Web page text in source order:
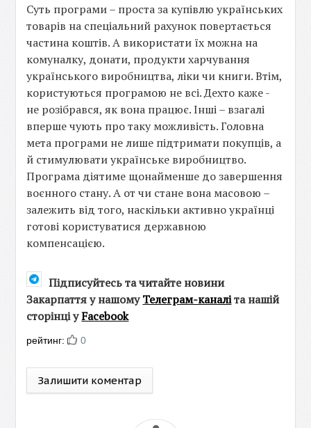
Суть програми – проста за купівлю українських
товарів на спеціальний рахунок повертається
частина коштів. А використати їх можна на
комуналку, донати, продукти харчування
українського виробництва, ліки чи книги. Втім,
користуються програмою не всі. Дехто каже -
не розібрався, як вона працює. Інші – взагалі
вперше чують про таку можливість. Головна
мета програми не лише підтримати покупців, а
й стимулювати українське виробництво.
Програма діятиме щонайменше до завершення
воєнного стану. А от чи стане вона масовою –
залежить від того, наскільки активно українці
готові користуватися державною
компенсацією.
Підписуйтесь та читайте новини
Закарпаття у нашомуТелеграм-каналіта нашій
сторінці уFacebook
рейтинг: 0
Залишити коментар